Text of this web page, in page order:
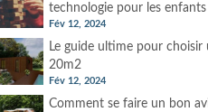
technologie pour les enfants
Fév 12, 2024
Le guide ultime pour
20m2
Fév 12, 2024
Comment se faire un bon